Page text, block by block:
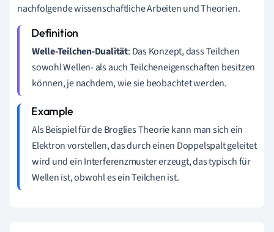
nachfolgende wissenschaftliche Arbeiten und Theorien.
Welle-Teilchen-Dualität: Das Konzept, dass Teilchen
sowohl Wellen- als auch Teilcheneigenschaften besitzen
können, je nachdem, wie sie beobachtet werden.
Als Beispiel für de Broglies Theorie kann man sich ein
Elektron vorstellen, das durch einen Doppelspalt geleitet
wird und ein Interferenzmuster erzeugt, das typisch für
Wellen ist, obwohl es ein Teilchen ist.